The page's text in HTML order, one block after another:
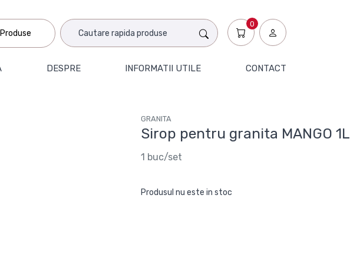
Produse
0
DESPRE INFORMATII UTILE CONTACT
GRANITA
Sirop pentru granita MANGO 1L
1 buc/set
Produsul nu este in stoc